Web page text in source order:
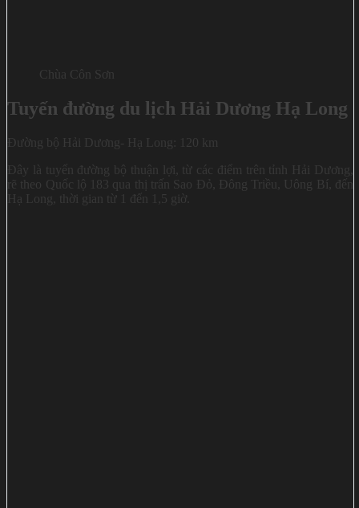
Chùa Côn Sơn
Tuyến đường du lịch Hải Dương Hạ Long
Đường bộ Hải Dương- Hạ Long: 120 km
Đây là tuyến đường bộ thuận lợi, từ các điểm trên tỉnh Hải Dương,
rẽ theo Quốc lộ 183 qua thị trấn Sao Đỏ, Đông Triều, Uông Bí, đến
Hạ Long, thời gian từ 1 đến 1,5 giờ.